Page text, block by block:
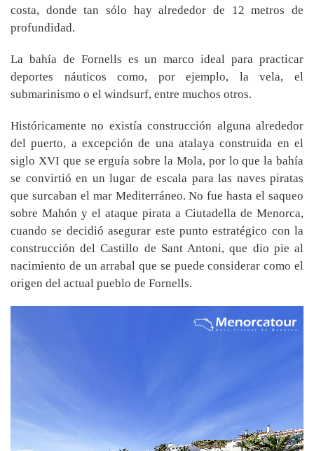
costa, donde tan sólo hay alrededor de 12 metros de
profundidad.
La bahía de Fornells es un marco ideal para practicar
deportes náuticos como, por ejemplo, la vela, el
submarinismo o el windsurf, entre muchos otros.
Históricamente no existía construcción alguna alrededor
del puerto, a excepción de una atalaya construida en el
siglo XVI que se erguía sobre la Mola, por lo que la bahía
se convirtió en un lugar de escala para las naves piratas
que surcaban el mar Mediterráneo. No fue hasta el saqueo
sobre Mahón y el ataque pirata a Ciutadella de Menorca,
cuando se decidió asegurar este punto estratégico con la
construcción del Castillo de Sant Antoni, que dio pie al
nacimiento de un arrabal que se puede considerar como el
origen del actual pueblo de Fornells.